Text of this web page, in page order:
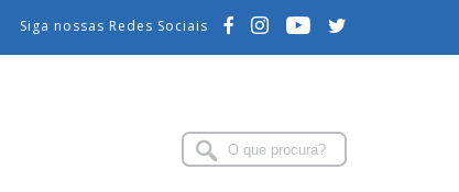
Siga nossas Redes Sociais